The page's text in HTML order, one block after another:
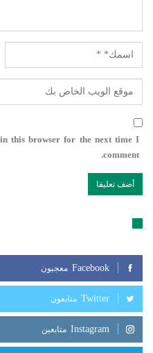
this browser for the next time I
comment.
Facebook معجبون
Twitter متابعون
Instagram متابعين